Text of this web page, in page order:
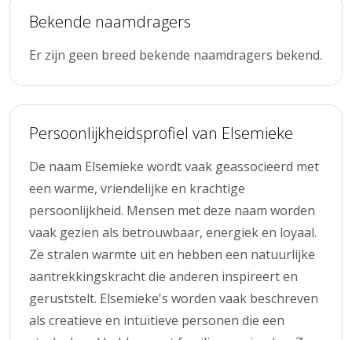
Bekende naamdragers
Er zijn geen breed bekende naamdragers bekend.
Persoonlijkheidsprofiel van Elsemieke
De naam Elsemieke wordt vaak geassocieerd met
een warme, vriendelijke en krachtige
persoonlijkheid. Mensen met deze naam worden
vaak gezien als betrouwbaar, energiek en loyaal.
Ze stralen warmte uit en hebben een natuurlijke
aantrekkingskracht die anderen inspireert en
geruststelt. Elsemieke's worden vaak beschreven
als creatieve en intuïtieve personen die een